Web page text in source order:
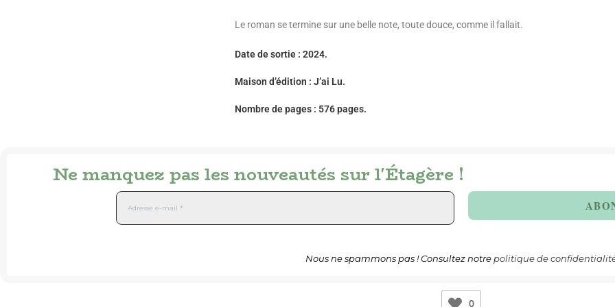
Le roman se termine sur une belle note, toute douce, comme il fallait.
Date de sortie : 2024.
Maison d’édition : J’ai Lu.
Nombre de pages : 576 pages.
Ne manquez pas les nouveautés sur l'Étagère !
Nous ne spammons pas ! Consultez notre politique de
0